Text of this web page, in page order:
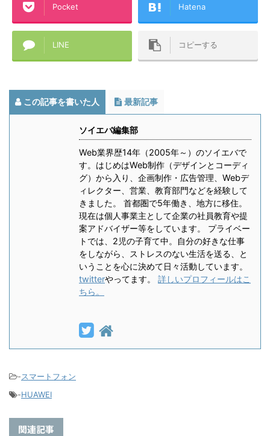
Pocket Hatena
LINE コピーする
この記事を書いた人 最新記事
ソイエバ編集部
Web業界歴14年（2005年～）のソイエバで
す。はじめはWeb制作（デザインとコーディ
グ）から入り、企画制作・広告管理、Webデ
ィレクター、営業、教育部門などを経験して
きました。 首都圏で5年働き、地方に移住。
現在は個人事業主として企業の社員教育や提
案アドバイザー等をしています。 プライベー
トでは、2児の子育て中。自分の好きな仕事
をしながら、ストレスのない生活を送る、と
いうことを心に決めて日々活動しています。
twitterやってます。 詳しいプロフィールはこ
ちら。
-スマートフォン
-HUAWEI
関連記事